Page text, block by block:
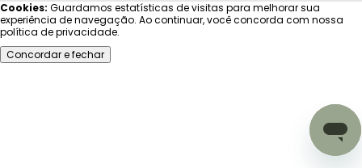
Cookies: Guardamos estatísticas de visitas para melhorar sua
experiência de navegação. Ao continuar, você concorda com nossa
política de privacidade.
Concordar e fechar